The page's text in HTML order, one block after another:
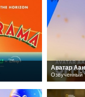
Аватар
Озвученный